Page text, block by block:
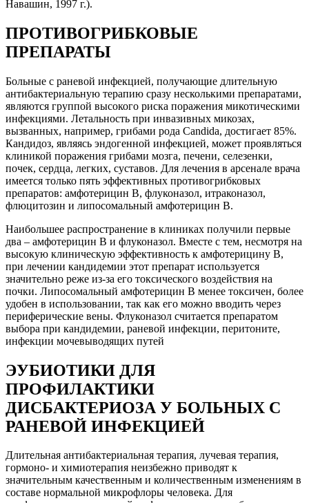
Навашин, 1997 г.).
ПРОТИВОГРИБКОВЫЕ
ПРЕПАРАТЫ
Больные с раневой инфекцией, получающие длительную
антибактериальную терапию сразу несколькими препаратами,
являются группой высокого риска поражения микотическими
инфекциями. Летальность при инвазивных микозах,
вызванных, например, грибами рода Candida, достигает 85%.
Кандидоз, являясь эндогенной инфекцией, может проявляться
клиникой поражения грибами мозга, печени, селезенки,
почек, сердца, легких, суставов. Для лечения в арсенале врача
имеется только пять эффективных противогрибковых
препаратов: амфотерицин В, флуконазол, итраконазол,
флюцитозин и липосомальный амфотерицин В.
Наибольшее распространение в клиниках получили первые
два – амфотерицин В и флуконазол. Вместе с тем, несмотря на
высокую клиническую эффективность к амфотерицину В,
при лечении кандидемии этот препарат используется
значительно реже из-за его токсического воздействия на
почки. Липосомальный амфотерицин В менее токсичен, более
удобен в использовании, так как его можно вводить через
периферические вены. Флуконазол считается препаратом
выбора при кандидемии, раневой инфекции, перитоните,
инфекции мочевыводящих путей
ЭУБИОТИКИ ДЛЯ
ПРОФИЛАКТИКИ
ДИСБАКТЕРИОЗА У БОЛЬНЫХ С
РАНЕВОЙ ИНФЕКЦИЕЙ
Длительная антибактериальная терапия, лучевая терапия,
гормоно- и химиотерапия неизбежно приводят к
значительным качественным и количественным изменениям в
составе нормальной микрофлоры человека. Для